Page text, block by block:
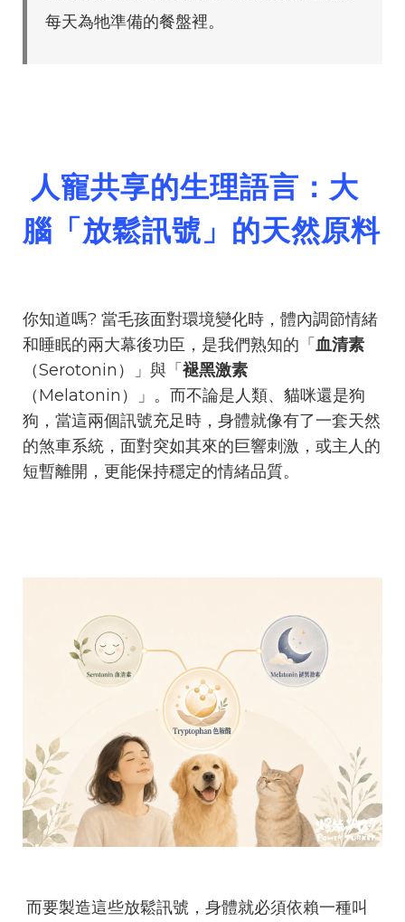
每天為牠準備的餐盤裡。
人寵共享的生理語言：大
腦「放鬆訊號」的天然原料
你知道嗎? 當毛孩面對環境變化時，體內調節情緒
和睡眠的兩大幕後功臣，是我們熟知的「血清素
（Serotonin）」與「褪黑激素
（Melatonin）」。而不論是人類、貓咪還是狗
狗，當這兩個訊號充足時，身體就像有了一套天然
的煞車系統，面對突如其來的巨響刺激，或主人的
短暫離開，更能保持穩定的情緒品質。
而要製造這些放鬆訊號，身體就必須依賴一種叫